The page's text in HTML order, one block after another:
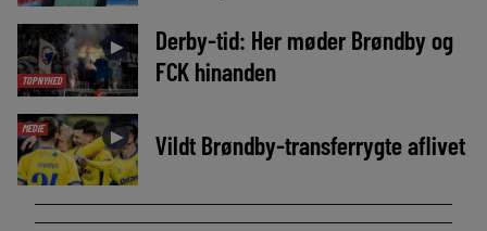
TOPNYHED
►
Derby-tid: Her møder Brøndby og
FCK hinanden
MEDIE ► Vildt Brøndby-transferrygte aflivet